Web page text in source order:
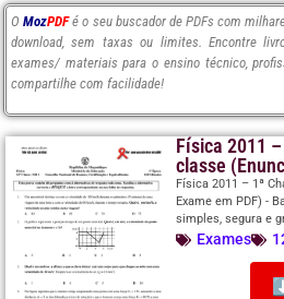
OMozPDF é o seu buscador de PDFs com
download, sem taxas ou limites. Encontre
exames/ materiais para o ensino técnico,
compartilhe com facilidade!
Física 2011
classe
Física 2011 – 1ª
Exame em PDF) -
simples, segura e
Exames